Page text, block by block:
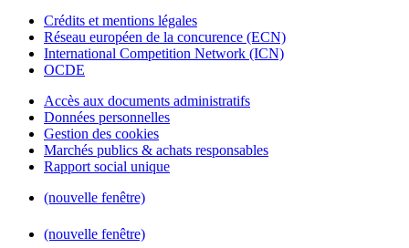
Crédits et mentions légales
Réseau européen de la concurence (ECN)
International Competition Network (ICN)
OCDE
Accès aux documents administratifs
Données personnelles
Gestion des cookies
Marchés publics & achats responsables
Rapport social unique
(nouvelle fenêtre)
(nouvelle fenêtre)